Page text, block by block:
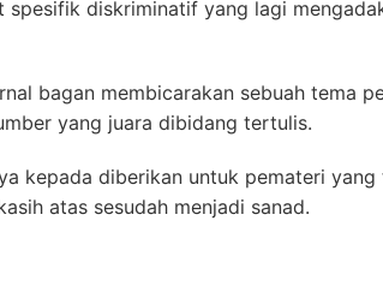
diskriminatif yang lagi
bagan membicarakan sebuah tema
yang juara dibidang tertulis.
kepada diberikan untuk pemateri
atas sesudah menjadi sanad.